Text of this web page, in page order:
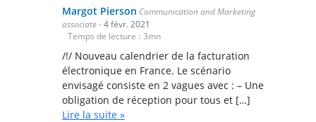
Margot Pierson Communication and Marketing
associate - 4 févr. 2021
Temps de lecture : 3mn
/!/ Nouveau calendrier de la facturation
électronique en France. Le scénario
envisagé consiste en 2 vagues avec : – Une
obligation de réception pour tous et […]
Lire la suite »